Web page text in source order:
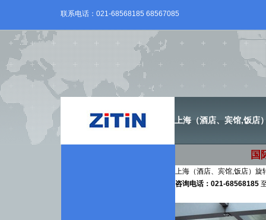
联系电话：021-68568185 68567085
上海（酒店、宾馆,饭
国
上海（酒店、宾馆,饭店）旋
咨询电话：021-68568185